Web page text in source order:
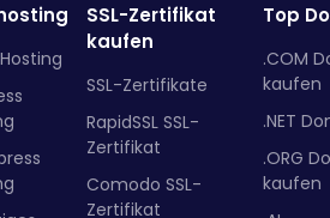
SSL-Zertifikat
kaufen
SSL-Zertifikate
RapidSSL SSL-
Zertifikat
Comodo SSL-
Zertifikat
Top
.COM
kaufen
.NET
.ORG
kaufen